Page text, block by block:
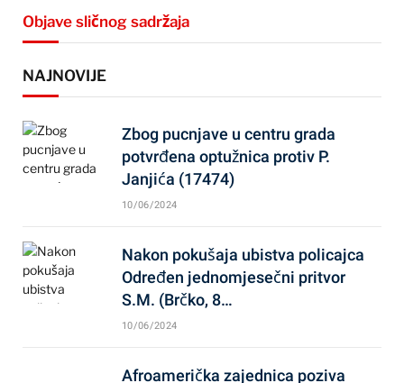
Objave sličnog sadržaja
NAJNOVIJE
Zbog pucnjave u centru grada
potvrđena optužnica protiv P.
Janjića (17474)
10/06/2024
Nakon pokušaja ubistva policajca
Određen jednomjesečni pritvor
S.M. (Brčko, 8…
10/06/2024
Afroamerička zajednica poziva